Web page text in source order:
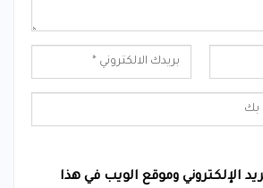
الإلكتروني وموقع الويب في هذا